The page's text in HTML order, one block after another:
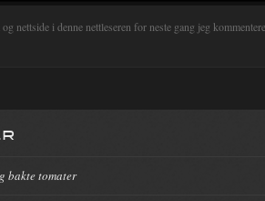
nettside i denne nettleseren for neste gang jeg
bakte tomater